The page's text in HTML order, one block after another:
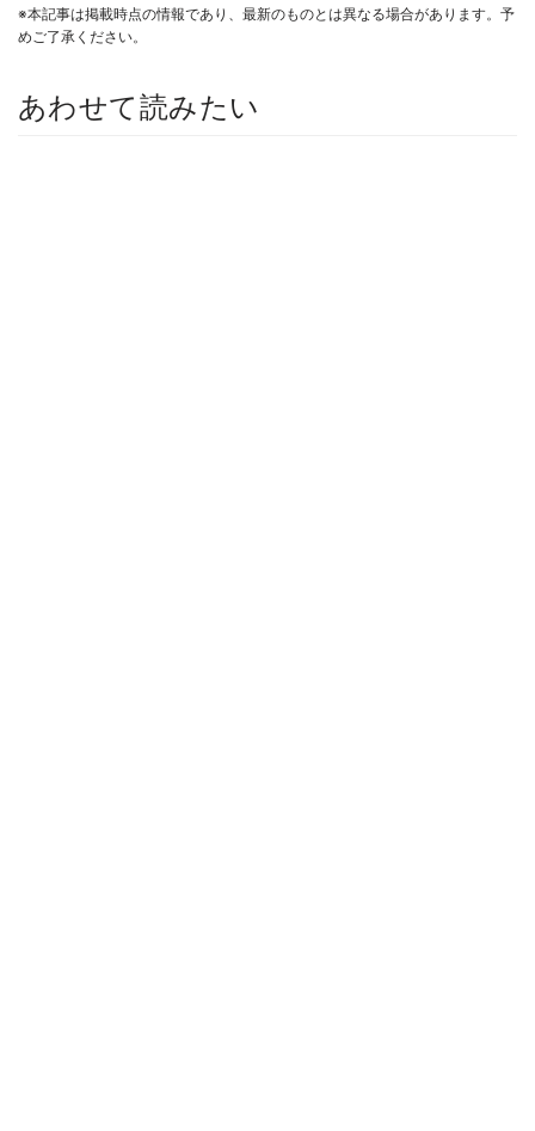
※本記事は掲載時点の情報であり、最新のものとは異なる場合があります。予
めご了承ください。
あわせて読みたい